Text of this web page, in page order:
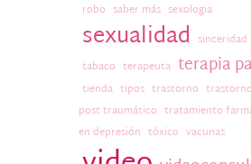
robo saber más sexologia
sexualidad sinceridad
tabaco terapeuta terapia
tienda tipos trastorno
post traumático tratamiento
en depresión tóxico vacunas